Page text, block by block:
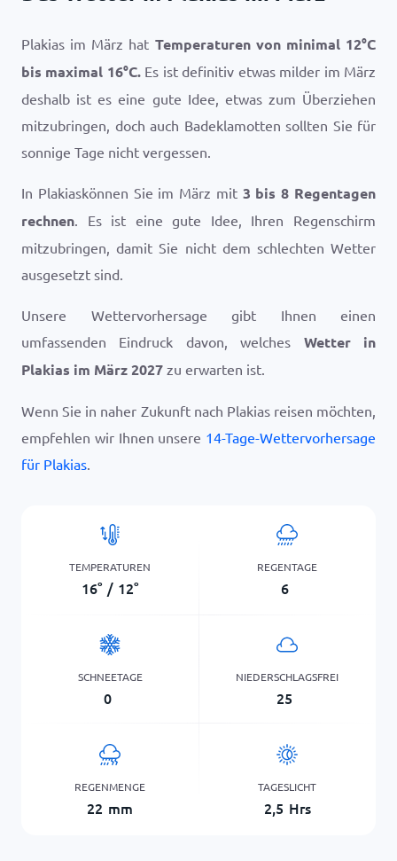
Plakias im März hat Temperaturen von minimal 12°C
bis maximal 16°C.Es ist definitiv etwas milder im März
deshalb ist es eine gute Idee, etwas zum Überziehen
mitzubringen, doch auch Badeklamotten sollten Sie für
sonnige Tage nicht vergessen.
In Plakiaskönnen Sie im März mit 3 bis 8 Regentagen
rechnen. Es ist eine gute Idee, Ihren Regenschirm
mitzubringen, damit Sie nicht dem schlechten Wetter
ausgesetzt sind.
Unsere Wettervorhersage gibt Ihnen einen
umfassenden Eindruck davon, welches Wetter in
Plakias im März 2027 zu erwarten ist.
Wenn Sie in naher Zukunft nach Plakias reisen möchten,
empfehlen wir Ihnen unsere 14-Tage-Wettervorhersage
für Plakias.
TEMPERATUREN
16° / 12°
REGENTAGE
6
SCHNEETAGE
0
NIEDERSCHLAGSFREI
25
REGENMENGE
22 mm
TAGESLICHT
2,5 Hrs